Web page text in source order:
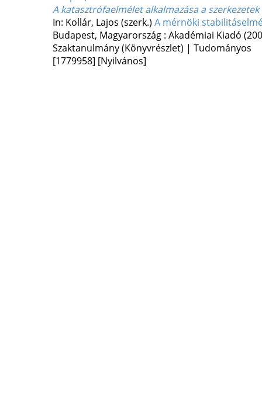
A katasztrófaelmélet alkalmazása a
In: Kollár, Lajos (szerk.) A mérnöki
Budapest, Magyarország : Akadémiai Kiadó
Szaktanulmány (Könyvrészlet) | Tudományos
[1779958] [Nyilvános]